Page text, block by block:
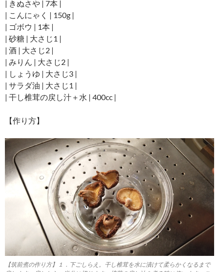
| きぬさや | 7本 |
| こんにゃく | 150g |
| ゴボウ | 1本 |
| 砂糖 | 大さじ1 |
| 酒 | 大さじ2 |
| みりん | 大さじ2 |
| しょうゆ | 大さじ3 |
| サラダ油 | 大さじ1 |
| 干し椎茸の戻し汁＋水 | 400cc |
【作り方】
【筑前煮の作り方】１．下ごしらえ。干し椎茸を水に漬けて柔らかくなるまで